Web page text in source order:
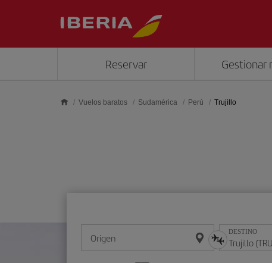
Reservar Gestionar
Vuelos baratos Sudamérica Perú Trujillo
Origen DESTINO